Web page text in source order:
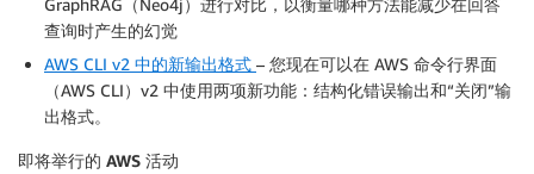
查询时产生的幻觉
AWS CLI v2 中的新输出格式 – 您现在可以在 AWS 命令行界面
（AWS CLI）v2 中使用两项新功能：结构化错误输出和“关闭”输
出格式。
即将举行的 AWS 活动